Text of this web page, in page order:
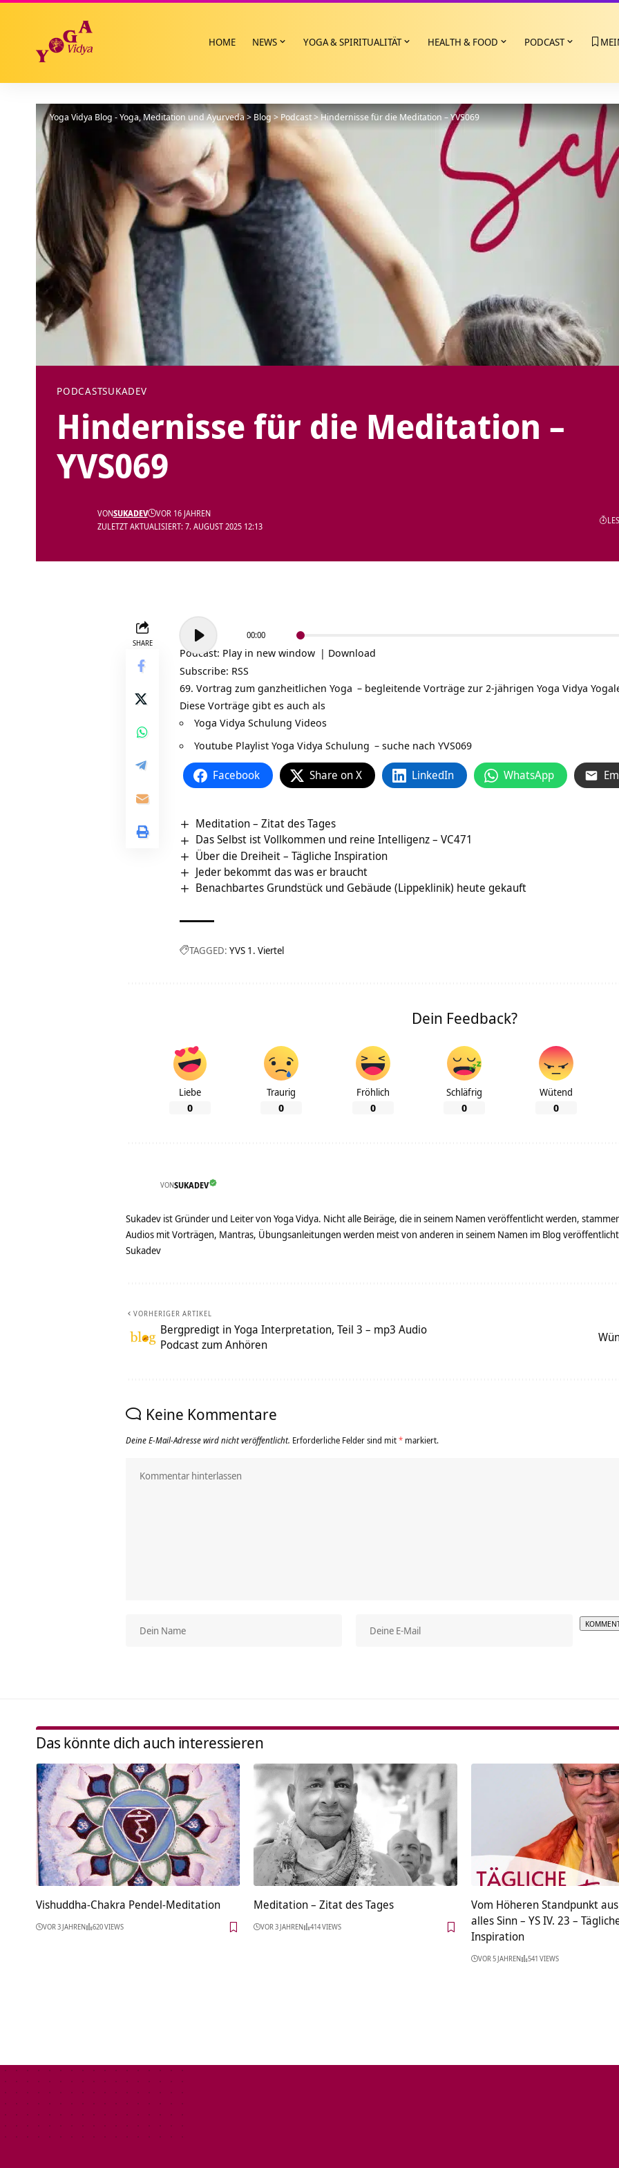
HOME NEWS YOGA & SPIRITUALITÄT HEALTH & FOOD PODCAST
Yoga Vidya Blog - Yoga, Meditation und Ayurveda> Blog > Podcast>Hindernisse für die Meditation – YVS069
PODCASTSUKADEV
Hindernisse für die Meditation –
YVS069
ZULETZT AKTUALISIERT: 7. AUGUST 2025 12:13
VONSUKADEV VOR 16 JAHREN
SHARE
Audio-
Player
00:00
Podcast: Play in new window | Download
Subscribe: RSS
69. Vortrag zum ganzheitlichen Yoga – begleitende Vorträge zur 2-jährigen Yoga Vidya
Diese Vorträge gibt es auch als
Yoga Vidya Schulung Videos
Youtube Playlist Yoga Vidya Schulung – suche nach YVS069
Facebook Share on X LinkedIn WhatsApp
Meditation – Zitat des Tages
Das Selbst ist Vollkommen und reine Intelligenz – VC471
Über die Dreiheit – Tägliche Inspiration
Jeder bekommt das was er braucht
Benachbartes Grundstück und Gebäude (Lippeklinik) heute gekauft
TAGGED: YVS 1. Viertel
Dein Feedback?
Liebe
0
Traurig
0
Fröhlich
0
Schläfrig
0
Wütend
0
VONSUKADEV
Sukadev ist Gründer und Leiter von Yoga Vidya. Nicht alle Beiräge, die in seinem Namen veröffentlicht werden,
Audios mit Vorträgen, Mantras, Übungsanleitungen werden meist von anderen in seinem Namen im Blog
Sukadev
VORHERIGER ARTIKEL
Bergpredigt in Yoga Interpretation, Teil 3 – mp3 Audio
Podcast zum Anhören
Keine Kommentare
Deine E-Mail-Adresse wird nicht veröffentlicht. Erforderliche Felder sind mit* markiert.
Das könnte dich auch interessieren
Vishuddha-Chakra Pendel-Meditation
VOR 3 JAHREN 620 VIEWS
Meditation – Zitat des Tages
VOR 3 JAHREN 414 VIEWS
Vom Höheren Standpunkt
alles Sinn – YS IV. 23 –
Inspiration
VOR 5 JAHREN 541 VIEWS